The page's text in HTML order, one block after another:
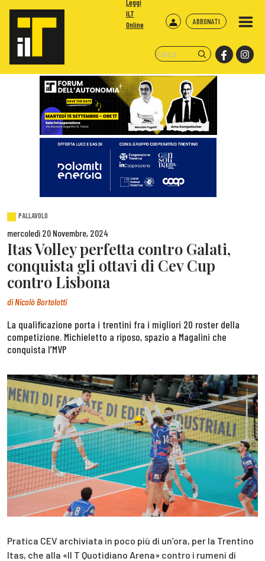
ABBONATI
Leggi
ILT
Online
PALLAVOLO
mercoledì 20 Novembre, 2024
Itas Volley perfetta contro Galati,
conquista gli ottavi di Cev Cup
contro Lisbona
diNicolò Bortolotti
La qualificazione porta i trentini fra i migliori 20 roster della
competizione. Michieletto a riposo, spazio a Magalini che
conquista l’MVP
Pratica CEV archiviata in poco più di un’ora, per la Trentino
Itas, che alla «Il T Quotidiano Arena» contro i rumeni di